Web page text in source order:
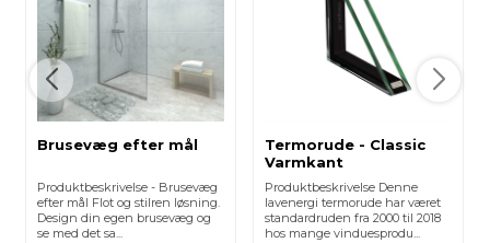
Brusevæg efter mål
Produktbeskrivelse - Brusevæg
efter mål Flot og stilren løsning.
Design din egen brusevæg og
se med det sa...
Termorude - Classic
Varmkant
Produktbeskrivelse Denne
lavenergi termorude har været
standardruden fra 2000 til 2018
hos mange vinduesprodu...